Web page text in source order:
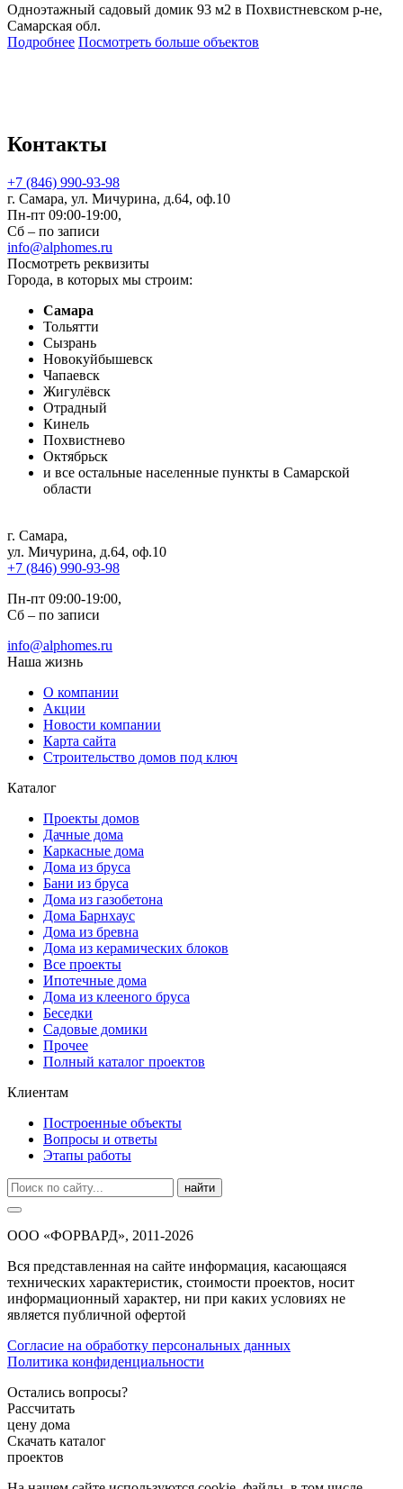
Одноэтажный садовый домик 93 м2 в Похвистневском р-не,
Самарская обл.
Подробнее Посмотреть больше объектов
Контакты
+7 (846) 990-93-98
г. Самара, ул. Мичурина, д.64, оф.10
Пн-пт 09:00-19:00,
Сб – по записи
info@alphomes.ru
Посмотреть реквизиты
Города, в которых мы строим:
Самара
Тольятти
Сызрань
Новокуйбышевск
Чапаевск
Жигулёвск
Отрадный
Кинель
Похвистнево
Октябрьск
и все остальные населенные пункты в Самарской
области
г. Самара,
ул. Мичурина, д.64, оф.10
+7 (846) 990-93-98
Пн-пт 09:00-19:00,
Сб – по записи
info@alphomes.ru
Наша жизнь
О компании
Акции
Новости компании
Карта сайта
Строительство домов под ключ
Каталог
Проекты домов
Дачные дома
Каркасные дома
Дома из бруса
Бани из бруса
Дома из газобетона
Дома Барнхаус
Дома из бревна
Дома из керамических блоков
Все проекты
Ипотечные дома
Дома из клееного бруса
Беседки
Садовые домики
Прочее
Полный каталог проектов
Клиентам
Построенные объекты
Вопросы и ответы
Этапы работы
найти
ООО «ФОРВАРД», 2011-2026
Вся представленная на сайте информация, касающаяся
технических характеристик, стоимости проектов, носит
информационный характер, ни при каких условиях не
является публичной офертой
Согласие на обработку персональных данных
Политика конфиденциальности
Остались вопросы?
Рассчитать
цену дома
Скачать каталог
проектов